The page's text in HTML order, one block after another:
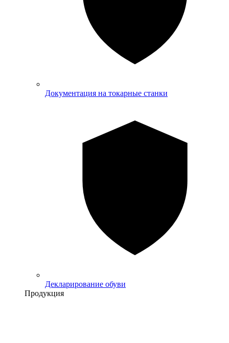
Документация на токарные станки
Декларирование обуви
Продукция